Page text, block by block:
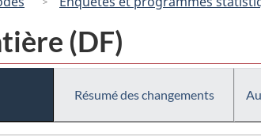
(DF)
Résumé des changements